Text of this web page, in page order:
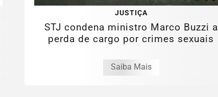
JUSTIÇA
STJ condena ministro Marco Buzzi a
perda de cargo por crimes sexuais
Saiba Mais